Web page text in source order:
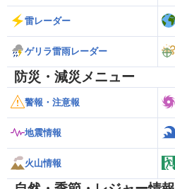
雷レーダー
ゲリラ雷雨レーダー
防災・減災メニュー
警報・注意報
地震情報
火山情報